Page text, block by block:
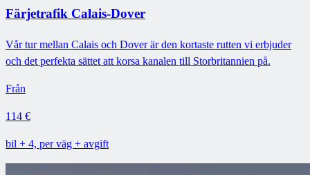
Färjetrafik Calais-Dover
Vår tur mellan Calais och Dover är den kortaste rutten vi erbjuder
och det perfekta sättet att korsa kanalen till Storbritannien på.
Från
114 €
bil + 4, per väg + avgift